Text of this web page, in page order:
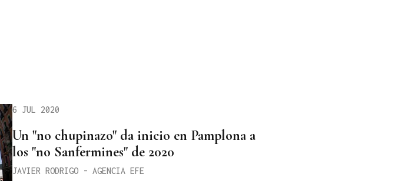
6 JUL 2020
Un "no chupinazo" da inicio en Pamplona a
los "no Sanfermines" de 2020
JAVIER RODRIGO - AGENCIA EFE